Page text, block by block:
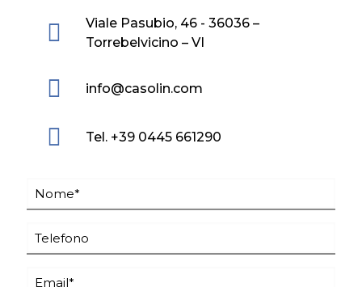
Viale Pasubio, 46 - 36036 –
Torrebelvicino – VI
info@casolin.com
Tel. +39 0445 661290